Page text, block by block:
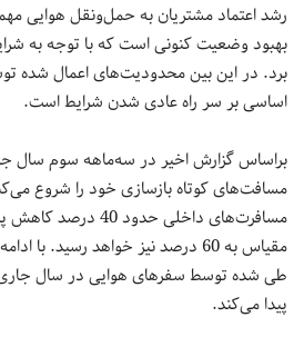
رشد اعتماد مشتریان به حمل‌ونقل هوایی
بهبود وضعیت کنونی است که با توجه به
برد. در این بین محدودیت‌های اعمال شده
اساسی بر سر راه عادی شدن شرایط است.
براساس گزارش اخیر در سه‌ماهه سوم سال
مسافرت‌های داخلی
مقیاس به 60 درصد نیز خواهد رسید.
پیدا می‌کند.